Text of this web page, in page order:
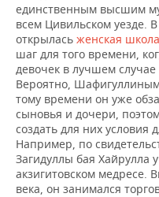
единственным высшим
всем Цивильском уезде.
открылась женская школа
шаг для того времени,
девочек в лучшем
Вероятно,
тому времени он уже
сыновья и дочери,
создать для них условия
Например, по
Загидуллы бая Хайрулла
акзигитовском медресе.
века, он занимался